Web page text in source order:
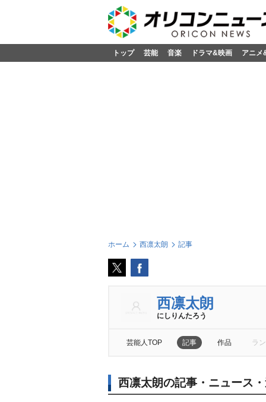
トップ 芸能 音楽 ドラマ&映画 アニメ
ホーム 西凛太朗 記事
西凛太朗
にしりんたろう
芸能人TOP 記事 作品 ラ
西凛太朗の記事・ニュース